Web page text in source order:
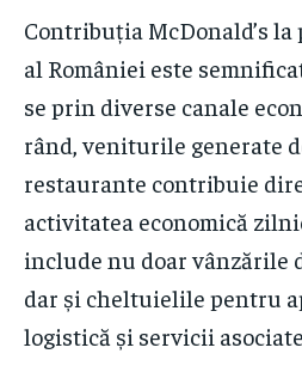
Contribuția McDonald’s
al României este
se prin diverse canale
rând, veniturile generate
restaurante contribuie
activitatea economică
include nu doar vânzările
dar și cheltuielile pentru
logistică și servicii